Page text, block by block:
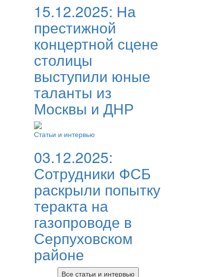
15.12.2025: На
престижной
концертной сцене
столицы
выступили юные
таланты из
Москвы и ДНР
Статьи и интервью
03.12.2025:
Сотрудники ФСБ
раскрыли попытку
теракта на
газопроводе в
Серпуховском
районе
Все статьи и интервью